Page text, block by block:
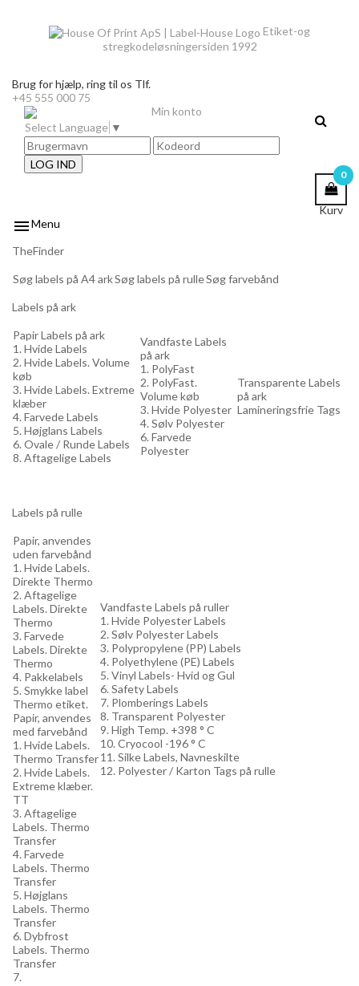
Etiket-og
stregkodeløsningersiden 1992
Brug for hjælp, ring til os Tlf.
+45 555 000 75
Select Language ▼
LOG IND
0
Kurv
Min konto
Menu
TheFinder
Søg labels på A4 arkSøg labels på rulleSøg farvebånd
Labels på ark
Papir Labels på ark
1. Hvide Labels
2. Hvide Labels. Volume
køb
3. Hvide Labels. Extreme
klæber
4. Farvede Labels
5. Højglans Labels
6. Ovale / Runde Labels
8. Aftagelige Labels
Vandfaste Labels
på ark
1. PolyFast
2. PolyFast.
Volume køb
3. Hvide Polyester
4. Sølv Polyester
6. Farvede
Polyester
Transparente Labels
på ark
Lamineringsfrie Tags
Labels på rulle
Papir, anvendes
uden farvebånd
1. Hvide Labels.
Direkte Thermo
2. Aftagelige
Labels. Direkte
Thermo
3. Farvede
Labels. Direkte
Thermo
4. Pakkelabels
5. Smykke label
Thermo etiket.
Papir, anvendes
med farvebånd
1. Hvide Labels.
Thermo Transfer
2. Hvide Labels.
Extreme klæber.
TT
3. Aftagelige
Labels. Thermo
Transfer
4. Farvede
Labels. Thermo
Transfer
5. Højglans
Labels. Thermo
Transfer
6. Dybfrost
Labels. Thermo
Transfer
7.
Vandfaste Labels på ruller
1. Hvide Polyester Labels
2. Sølv Polyester Labels
3. Polypropylene (PP) Labels
4. Polyethylene (PE) Labels
5. Vinyl Labels- Hvid og Gul
6. Safety Labels
7. Plomberings Labels
8. Transparent Polyester
9. High Temp. +398 ° C
10. Cryocool -196 ° C
11. Silke Labels, Navneskilte
12. Polyester / Karton Tags på rulle